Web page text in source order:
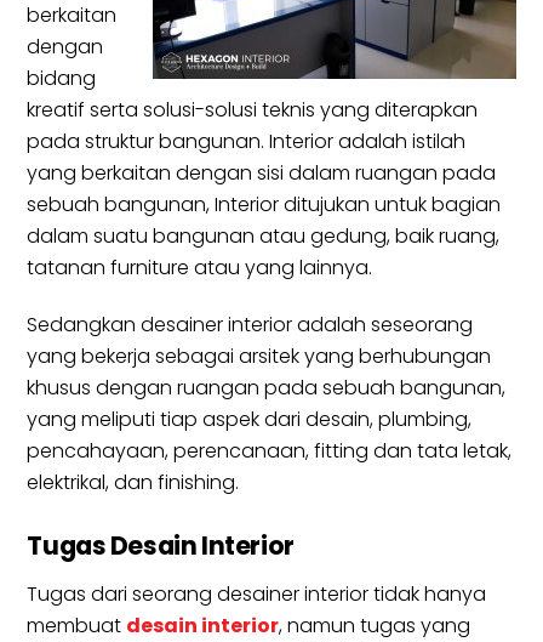
berkaitan
dengan
bidang
kreatif serta solusi-solusi teknis yang diterapkan
pada struktur bangunan. Interior adalah istilah
yang berkaitan dengan sisi dalam ruangan pada
sebuah bangunan, Interior ditujukan untuk bagian
dalam suatu bangunan atau gedung, baik ruang,
tatanan furniture atau yang lainnya.
Sedangkan desainer interior adalah seseorang
yang bekerja sebagai arsitek yang berhubungan
khusus dengan ruangan pada sebuah bangunan,
yang meliputi tiap aspek dari desain, plumbing,
pencahayaan, perencanaan, fitting dan tata letak,
elektrikal, dan finishing.
Tugas Desain Interior
Tugas dari seorang desainer interior tidak hanya
membuat desain interior, namun tugas yang